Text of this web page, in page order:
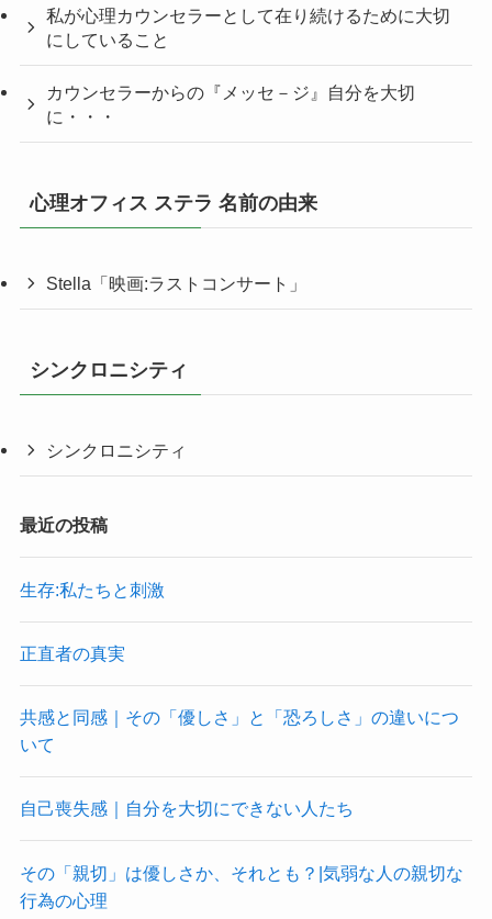
私が心理カウンセラーとして在り続けるために大切
にしていること
カウンセラーからの『メッセ－ジ』自分を大切
に・・・
心理オフィス ステラ 名前の由来
Stella「映画:ラストコンサート」
シンクロニシティ
シンクロニシティ
最近の投稿
生存:私たちと刺激
正直者の真実
共感と同感｜その「優しさ」と「恐ろしさ」の違いにつ
いて
自己喪失感｜自分を大切にできない人たち
その「親切」は優しさか、それとも？|気弱な人の親切な
行為の心理